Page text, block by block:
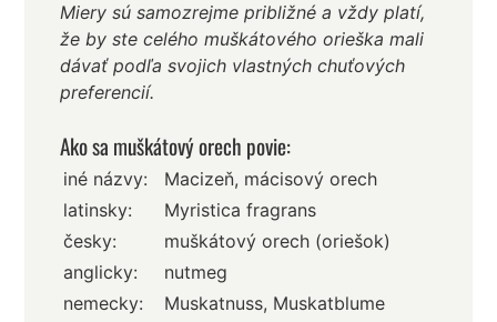
Miery sú samozrejme približné a vždy platí,
že by ste celého muškátového orieška mali
dávať podľa svojich vlastných chuťových
preferencií.
Ako sa muškátový orech povie:
iné názvy:
Macizeň, mácisový orech
latinsky:
Myristica fragrans
česky:
muškátový orech (oriešok)
anglicky:
nutmeg
nemecky:
Muskatnuss, Muskatblume